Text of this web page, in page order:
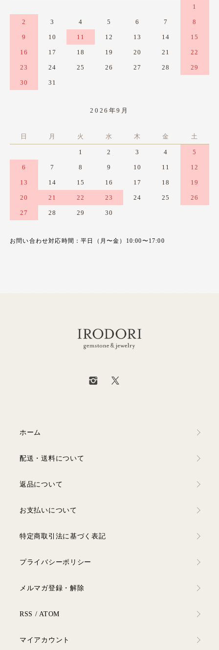
1
2 3 4 5 6 7 8
9 10 11 12 13 14 15
16 17 18 19 20 21 22
23 24 25 26 27 28 29
30 31
2026年9月
日 月 火 水 木 金 土
1 2 3 4 5
6 7 8 9 10 11 12
13 14 15 16 17 18 19
20 21 22 23 24 25 26
27 28 29 30
お問い合わせ対応時間：平日（月〜金）10:00〜17:00
ホーム
配送・送料について
返品について
お支払いについて
特定商取引法に基づく表記
プライバシーポリシー
メルマガ登録・解除
RSS / ATOM
マイアカウント